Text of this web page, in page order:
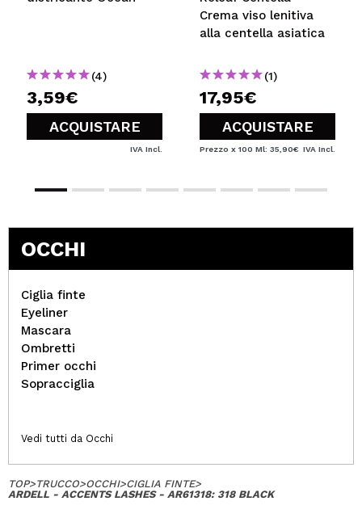
(4)
3,59€
ACQUISTARE
IVA Incl.
Crema viso lenitiva
alla centella asiatica
(1)
17,95€
ACQUISTARE
Prezzo x 100 Ml: 35,90€ IVA Incl.
OCCHI
Ciglia finte
Eyeliner
Mascara
Ombretti
Primer occhi
Sopracciglia
Vedi tutti da Occhi
TOP>TRUCCO>OCCHI>CIGLIA FINTE>
ARDELL - ACCENTS LASHES - AR61318: 318 BLACK